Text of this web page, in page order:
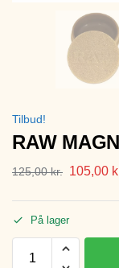
Tilbud!
RAW
125,00kr. 105,00
På lager